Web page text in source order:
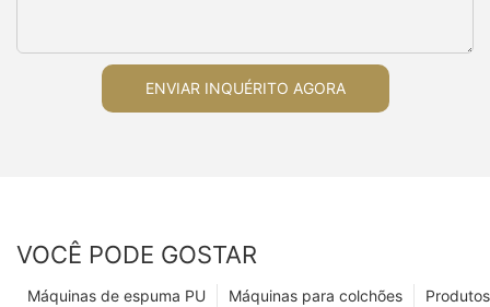
ENVIAR INQUÉRITO AGORA
VOCÊ PODE GOSTAR
Produtos
Máquinas para colchões
Máquinas de espuma PU